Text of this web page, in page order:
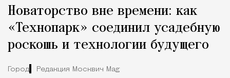
Новаторство вне времени: как
«Технопарк» соединил усадебную
роскошь и технологии будущего
Город Редакция Москвич Mag